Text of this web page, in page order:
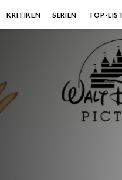
KRITIKEN SERIEN TOP-